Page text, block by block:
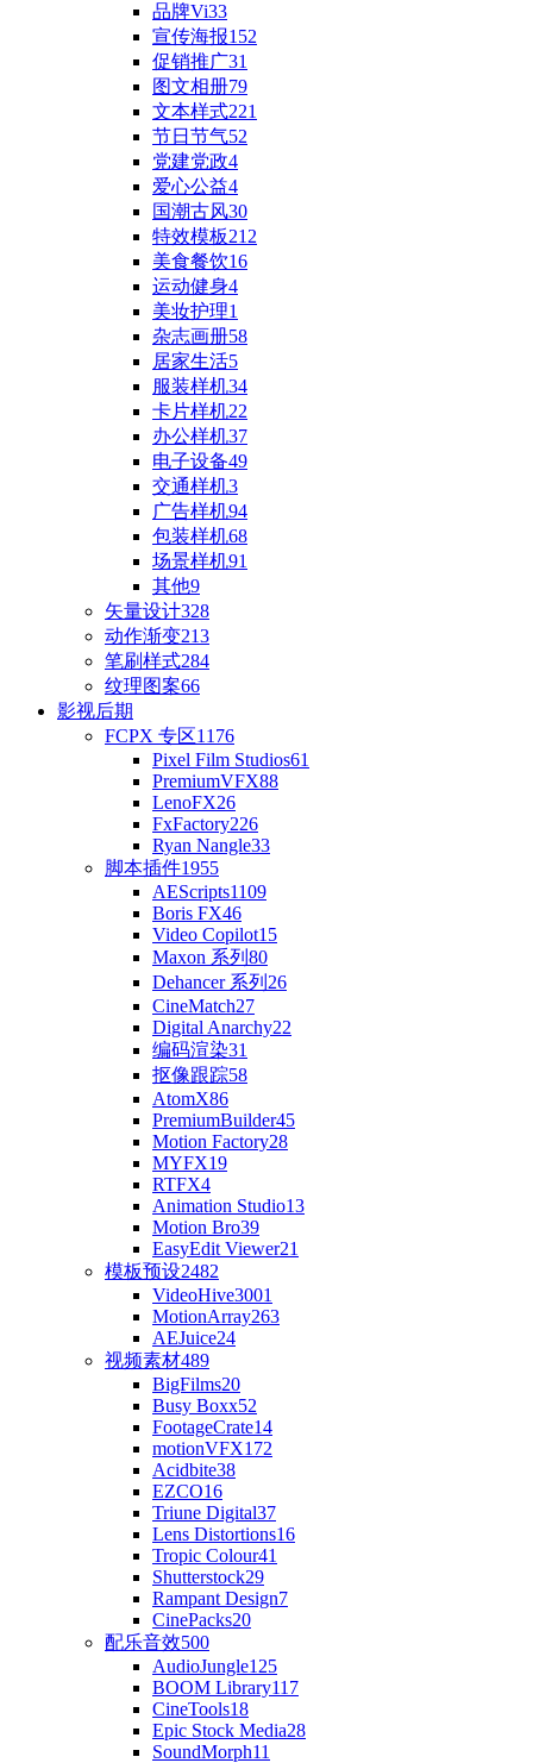
品牌Vi33
宣传海报152
促销推广31
图文相册79
文本样式221
节日节气52
党建党政4
爱心公益4
国潮古风30
特效模板212
美食餐饮16
运动健身4
美妆护理1
杂志画册58
居家生活5
服装样机34
卡片样机22
办公样机37
电子设备49
交通样机3
广告样机94
包装样机68
场景样机91
其他9
矢量设计328
动作渐变213
笔刷样式284
纹理图案66
影视后期
FCPX 专区1176
Pixel Film Studios61
PremiumVFX88
LenoFX26
FxFactory226
Ryan Nangle33
脚本插件1955
AEScripts1109
Boris FX46
Video Copilot15
Maxon 系列 80
Dehancer 系列 26
CineMatch27
Digital Anarchy22
编码渲染31
抠像跟踪58
AtomX86
PremiumBuilder45
Motion Factory28
MYFX19
RTFX4
Animation Studio13
Motion Bro39
EasyEdit Viewer21
模板预设2482
VideoHive3001
MotionArray263
AEJuice24
视频素材489
BigFilms20
Busy Boxx52
FootageCrate14
motionVFX172
Acidbite38
EZCO16
Triune Digital37
Lens Distortions16
Tropic Colour41
Shutterstock29
Rampant Design7
CinePacks20
配乐音效500
AudioJungle125
BOOM Library117
CineTools18
Epic Stock Media28
SoundMorph11